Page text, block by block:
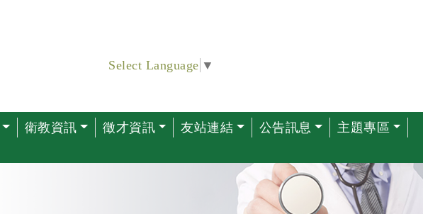
Select Language ▼
衛教資訊 徵才資訊 友站連結 公告訊息
主題專區